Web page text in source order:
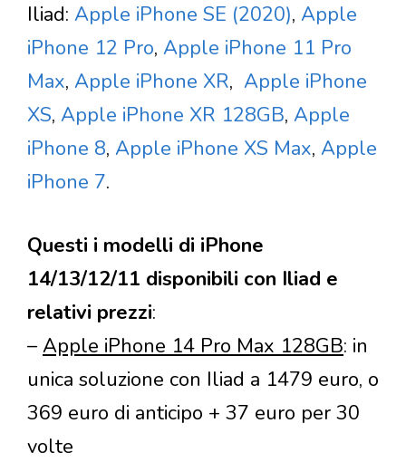
Iliad: Apple iPhone SE (2020), Apple
iPhone 12 Pro, Apple iPhone 11 Pro
Max, Apple iPhone XR, Apple iPhone
XS, Apple iPhone XR 128GB, Apple
iPhone 8, Apple iPhone XS Max, Apple
iPhone 7.
Questi i modelli di iPhone
14/13/12/11 disponibili con Iliad e
relativi prezzi:
– Apple iPhone 14 Pro Max 128GB: in
unica soluzione con Iliad a 1479 euro, o
369 euro di anticipo + 37 euro per 30
volte